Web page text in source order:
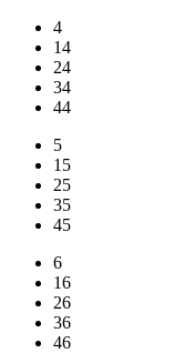
4
14
24
34
44
5
15
25
35
45
6
16
26
36
46